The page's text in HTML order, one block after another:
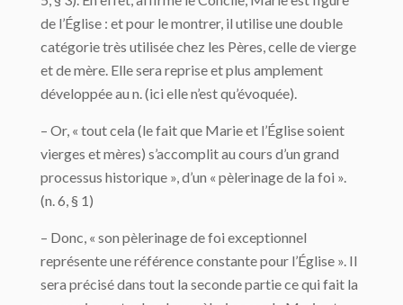
de l’Église : et pour le montrer, il utilise une double
catégorie très utilisée chez les Pères, celle de vierge
et de mère. Elle sera reprise et plus amplement
développée au n. (ici elle n’est qu’évoquée).
– Or, « tout cela (le fait que Marie et l’Église soient
vierges et mères) s’accomplit au cours d’un grand
processus historique », d’un « pèlerinage de la foi ».
(n. 6, § 1)
– Donc, « son pèlerinage de foi exceptionnel
représente une référence constante pour l’Église ». Il
sera précisé dans tout la seconde partie ce qui fait la